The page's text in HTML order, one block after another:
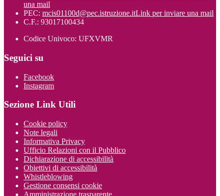
una mail
PEC: mcis01100d@pec.istruzione.itLink per inviare una mail
C.F.: 93017100434
Codice Univoco: UFXVMR
Seguici su
Facebook
Instagram
Sezione Link Utili
Cookie policy
Note legali
Informativa Privacy
Ufficio Relazioni con il Pubblico
Dichiarazione di accessibilità
Obiettivi di accessibilità
Whistleblowing
Gestione consensi cookie
Amministrazione trasparente